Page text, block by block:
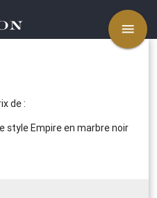
menu
de :
style Empire en marbre noir